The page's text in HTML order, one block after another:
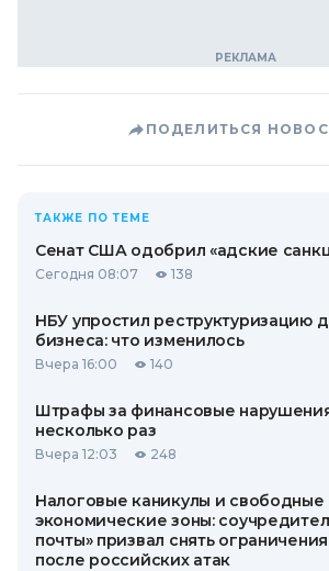
ПОДЕЛИТЬСЯ
ТАКЖЕ ПО ТЕМЕ
Сенат США одобрил «адские
Сегодня 08:07 138
НБУ упростил реструктуризацию
бизнеса: что изменилось
Вчера 16:00 140
Штрафы за финансовые
несколько раз
Вчера 12:03 248
Налоговые каникулы и свободные
экономические зоны:
почты» призвал снять
после российских атак